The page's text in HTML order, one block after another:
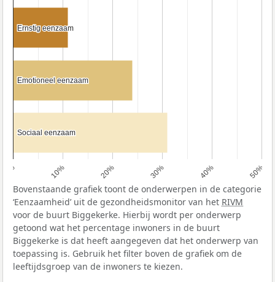
0% 10% 20% 30% 40% 50%
Ernstig eenzaam
Ernstig eenzaam
Emotioneel eenzaam
Emotioneel eenzaam
Sociaal eenzaam
Sociaal eenzaam
Bovenstaande grafiek toont de onderwerpen in de categorie
‘Eenzaamheid’ uit de gezondheidsmonitor van het RIVM
voor de buurt Biggekerke. Hierbij wordt per onderwerp
getoond wat het percentage inwoners in de buurt
Biggekerke is dat heeft aangegeven dat het onderwerp van
toepassing is. Gebruik het filter boven de grafiek om de
leeftijdsgroep van de inwoners te kiezen.